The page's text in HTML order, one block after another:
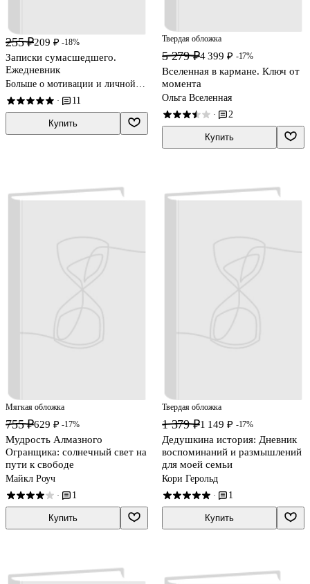
255 ₽209 ₽ -18%
Записки сумасшедшего.
Ежедневник
Больше о мотивации и личной
эффективности
· 11
Купить
Твердая обложка
5 279 ₽4 399 ₽ -17%
Вселенная в кармане. Ключ от
момента
Ольга Вселенная
· 2
Купить
Мягкая обложка
755 ₽629 ₽ -17%
Мудрость Алмазного
Огранщика: солнечный свет на
пути к свободе
Майкл Роуч
· 1
Купить
Твердая обложка
1 379 ₽1 149 ₽ -17%
Дедушкина история: Дневник
воспоминаний и размышлений
для моей семьи
Кори Герольд
· 1
Купить